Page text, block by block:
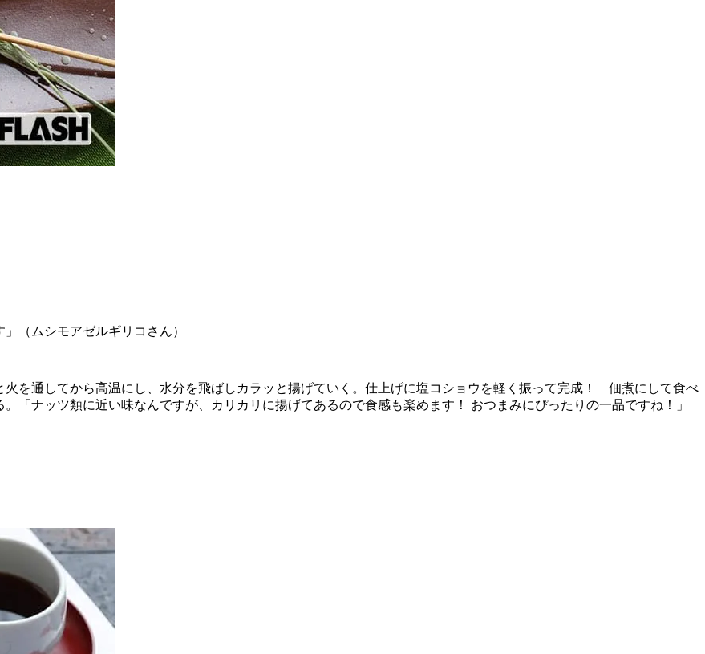
（ムシモアゼルギリコさん）
を通してから高温にし、水分を飛ばしカラッと揚げていく。仕上げに塩コショウを軽く振って完成！ 佃煮にして食べ
「ナッツ類に近い味なんですが、カリカリに揚げてあるので食感も楽めます！ おつまみにぴったりの一品ですね！」